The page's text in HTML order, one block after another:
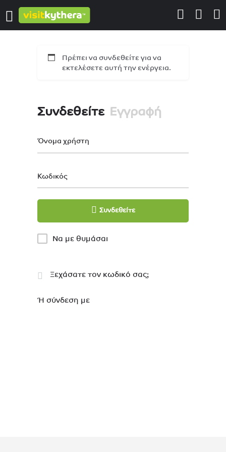
Πρέπει να συνδεθείτε για να
εκτελέσετε αυτή την ενέργεια.
Συνδεθείτε Εγγραφή
Όνομα χρήστη
Κωδικός
Συνδεθείτε
Να με θυμάσαι
Ξεχάσατε τον κωδικό σας;
Ή σύνδεση με